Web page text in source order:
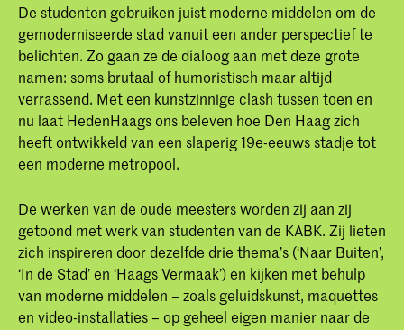
De studenten gebruiken juist moderne middelen om de
gemoderniseerde stad vanuit een ander perspectief te
belichten. Zo gaan ze de dialoog aan met deze grote
namen: soms brutaal of humoristisch maar altijd
verrassend. Met een kunstzinnige clash tussen toen en
nu laat HedenHaags ons beleven hoe Den Haag zich
heeft ontwikkeld van een slaperig 19e-eeuws stadje tot
een moderne metropool.
De werken van de oude meesters worden zij aan zij
getoond met werk van studenten van de KABK. Zij lieten
zich inspireren door dezelfde drie thema’s (‘Naar Buiten’,
‘In de Stad’ en ‘Haags Vermaak’) en kijken met behulp
van moderne middelen – zoals geluidskunst, maquettes
en video-installaties – op geheel eigen manier naar de